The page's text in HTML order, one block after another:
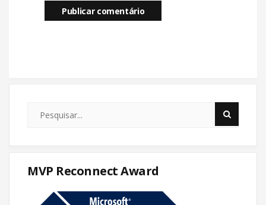
MVP Reconnect Award